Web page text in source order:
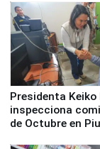
Derecho
Presidenta Keiko Fujimori,
inspecciona
de Octubre en